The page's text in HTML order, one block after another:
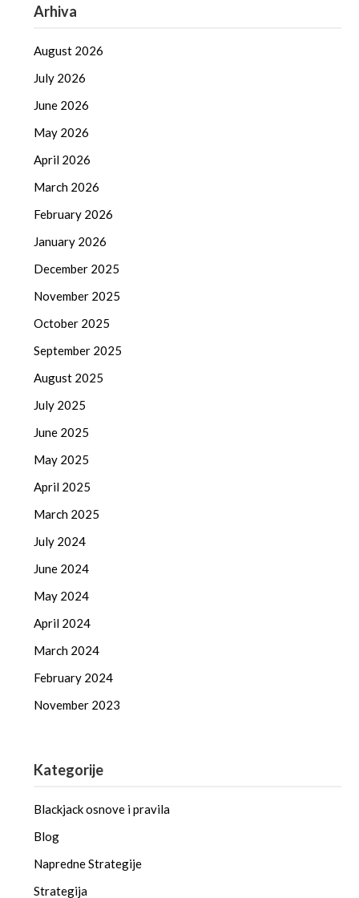
Arhiva
August 2026
July 2026
June 2026
May 2026
April 2026
March 2026
February 2026
January 2026
December 2025
November 2025
October 2025
September 2025
August 2025
July 2025
June 2025
May 2025
April 2025
March 2025
July 2024
June 2024
May 2024
April 2024
March 2024
February 2024
November 2023
Kategorije
Blackjack osnove i pravila
Blog
Napredne Strategije
Strategija